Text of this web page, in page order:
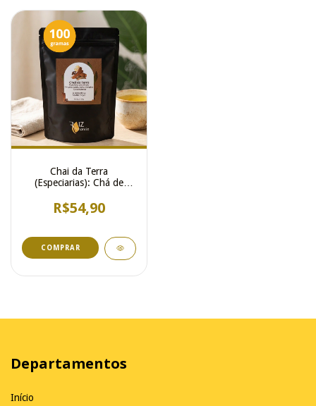
Chai da Terra
(Especiarias): Chá de
Cravo e Gengibre
R$54,90
Departamentos
Início